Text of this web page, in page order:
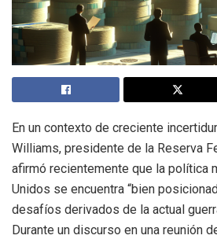
En un contexto de creciente
Williams, presidente de la Reserva
afirmó recientemente que la política
Unidos se encuentra “bien
desafíos derivados de la actual
Durante un discurso en una reunión